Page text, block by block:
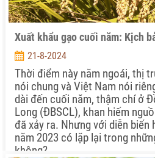
Xuất khẩu gạo cuối năm: Kịch
21-8-2024
Thời điểm này năm ngoái, thị
nói chung và Việt Nam nói
dài đến cuối năm, thậm chí ở
Long (ĐBSCL), khan hiếm
đã xảy ra. Nhưng với diễn biến
năm 2023 có lặp lại trong
không?